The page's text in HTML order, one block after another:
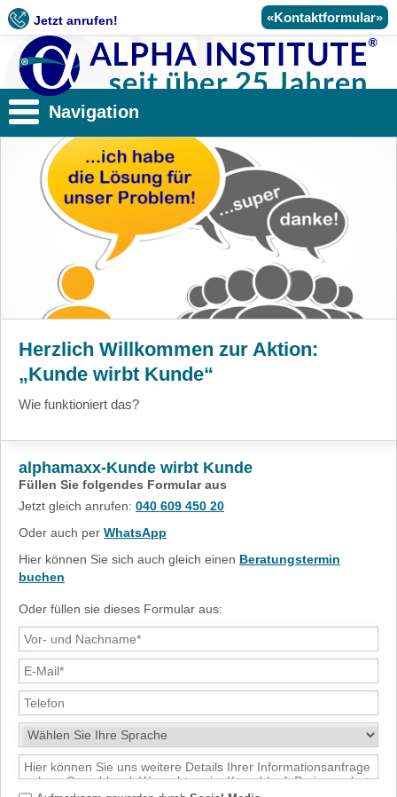
Jetzt anrufen! «Kontaktformular»
Herzlich Willkommen zur Aktion:
„Kunde wirbt Kunde“
Wie funktioniert das?
alphamaxx-Kunde wirbt Kunde
Füllen Sie folgendes Formular aus
Jetzt gleich anrufen: 040 609 450 20
Oder auch per WhatsApp
Hier können Sie sich auch gleich einen Beratungstermin
buchen
Oder füllen sie dieses Formular aus:
Navigation